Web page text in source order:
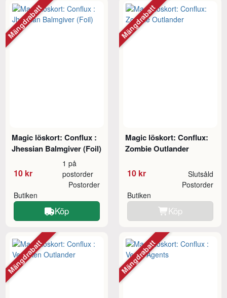
Magic löskort: Conflux :
Jhessian Balmgiver (Foil)
10 kr
1 på
postorder
Butiken
Postorder
Köp
Mängdrabatt
Magic löskort: Conflux:
Zombie Outlander
10 kr Slutsåld
Butiken
Postorder
Köp
Mängdrabatt
Mängdrabatt Mängdrabatt